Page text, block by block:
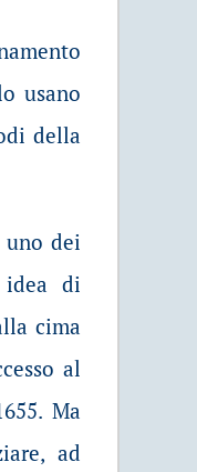
usano
della
uno dei
di
cima
al
Ma
ad